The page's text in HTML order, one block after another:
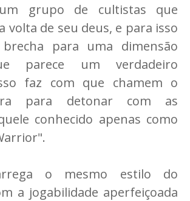
grupo de cultistas que
volta de seu deus, e para isso
para uma dimensão
parece um verdadeiro
faz com que chamem o
para detonar com as
conhecido apenas como
o mesmo estilo do
a jogabilidade aperfeiçoada